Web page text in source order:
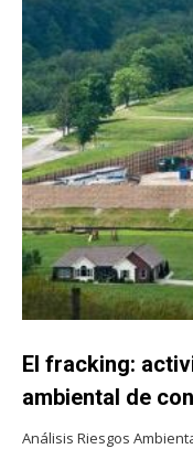
El fracking:
ambiental de
Análisis Riesgos